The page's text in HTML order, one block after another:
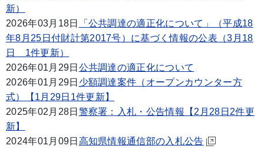
新）
2026年03月18日
「公共調達の適正化について」（平成18
年8月25日付財計第2017号）に基づく情報の公表（3月18
日 1件更新）
2026年01月29日 公共調達の適正化について
2026年01月29日 少額調達案件（オープンカウンター方
式）【1月29日1件更新】
2025年02月28日 警察署：入札・公告情報【2月28日2件更
新】
2024年01月09日 高知県情報通信部の入札公告